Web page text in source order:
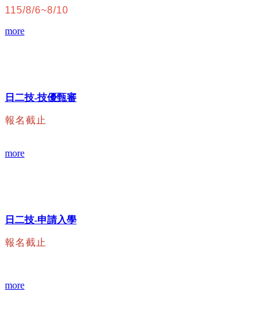
115/8/6~8/10
more
日二技-技優甄審
報名截止
more
日二技-申請入學
報名截止
more